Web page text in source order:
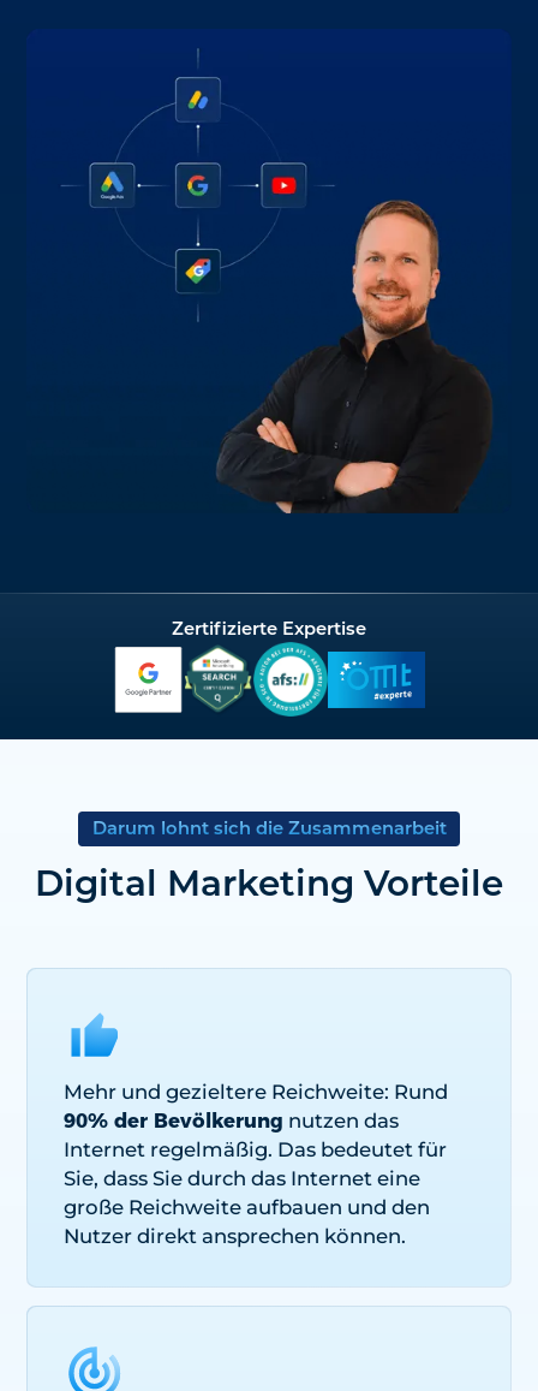
Zertifizierte Expertise
Darum lohnt sich die Zusammenarbeit
Digital Marketing Vorteile
Mehr und gezieltere Reichweite: Rund
90% der Bevölkerung nutzen das
Internet regelmäßig. Das bedeutet für
Sie, dass Sie durch das Internet eine
große Reichweite aufbauen und den
Nutzer direkt ansprechen können.